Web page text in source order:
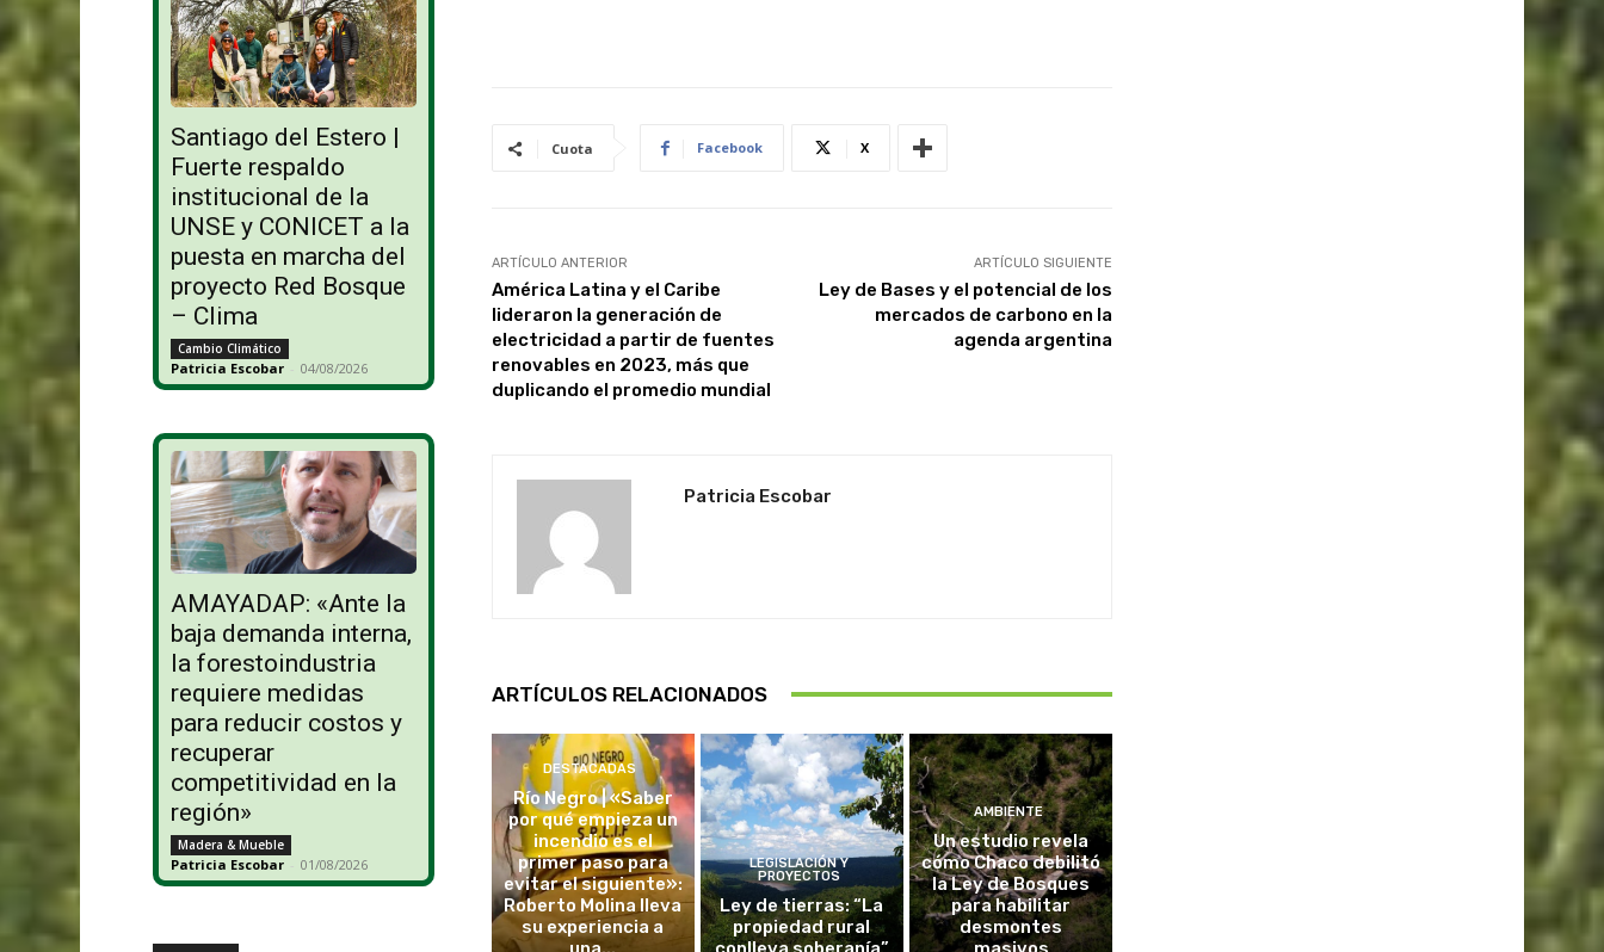
Santiago del Estero |
Fuerte respaldo
institucional de la
UNSE y CONICET a la
puesta en marcha del
proyecto Red Bosque
– Clima
Cambio Climático
Patricia Escobar - 04/08/2026
AMAYADAP: «Ante la
baja demanda interna,
la forestoindustria
requiere medidas
para reducir costos y
recuperar
competitividad en la
región»
Madera & Mueble
Patricia Escobar - 01/08/2026
Cuota Facebook X
ARTÍCULO ANTERIOR
América Latina y el Caribe
lideraron la generación de
electricidad a partir de fuentes
renovables en 2023, más que
duplicando el promedio mundial
ARTÍCULO SIGUIENTE
Ley de Bases y el potencial de los
mercados de carbono en la
agenda argentina
Patricia Escobar
ARTÍCULOS RELACIONADOS
DESTACADAS
Río Negro | «Saber
por qué empieza un
incendio es el
primer paso para
evitar el siguiente»:
Roberto Molina lleva
su experiencia a
LEGISLACIÓN Y
PROYECTOS
Ley de tierras: “La
propiedad rural
AMBIENTE
Un estudio revela
cómo Chaco debilitó
la Ley de Bosques
para habilitar
desmontes